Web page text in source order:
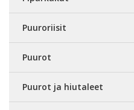
Puuroriisit
Puurot
Puurot ja hiutaleet